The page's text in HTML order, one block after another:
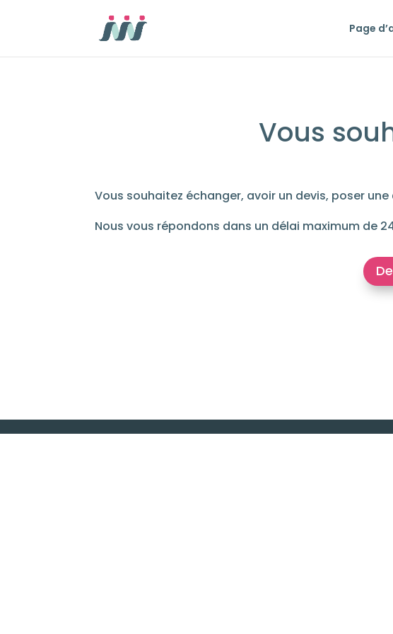
Page
Vous
Vous souhaitez échanger, avoir un devis, poser
Nous vous répondons dans un délai maximum de